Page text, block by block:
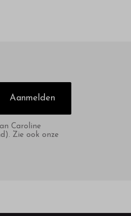
Aanmelden
Caroline
Zie ook onze